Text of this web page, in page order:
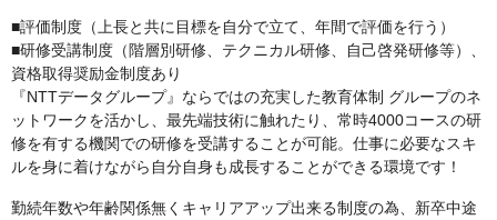
■評価制度（上長と共に目標を自分で立て、年間で評価を行う）
■研修受講制度（階層別研修、テクニカル研修、自己啓発研修等）、
資格取得奨励金制度あり
『NTTデータグループ』ならではの充実した教育体制 グループのネ
ットワークを活かし、最先端技術に触れたり、常時4000コースの研
修を有する機関での研修を受講することが可能。仕事に必要なスキ
ルを身に着けながら自分自身も成長することができる環境です！
勤続年数や年齢関係無くキャリアアップ出来る制度の為、新卒中途